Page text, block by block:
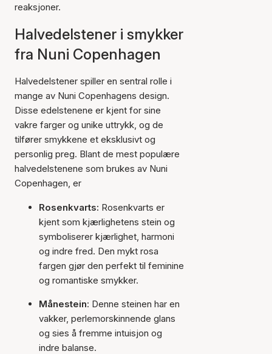
reaksjoner.
Halvedelstener i smykker
fra Nuni Copenhagen
Halvedelstener spiller en sentral rolle i
mange av Nuni Copenhagens design.
Disse edelstenene er kjent for sine
vakre farger og unike uttrykk, og de
tilfører smykkene et eksklusivt og
personlig preg. Blant de mest populære
halvedelstenene som brukes av Nuni
Copenhagen, er
Rosenkvarts: Rosenkvarts er
kjent som kjærlighetens stein og
symboliserer kjærlighet, harmoni
og indre fred. Den mykt rosa
fargen gjør den perfekt til feminine
og romantiske smykker.
Månestein: Denne steinen har en
vakker, perlemorskinnende glans
og sies å fremme intuisjon og
indre balanse.